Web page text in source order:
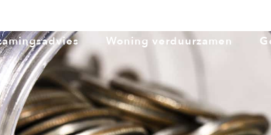
Woning verduurzamen